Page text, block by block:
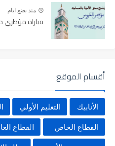
منذ بضع ايام
مباراة مؤطري محو
أقسام الموقع
الأنابيك التعليم الأولي
القطاع الخاص القطاع